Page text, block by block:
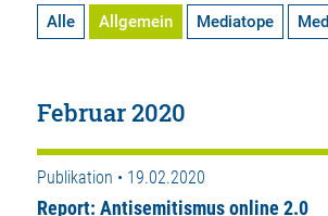
Alle Allgemein Mediatope
Februar 2020
Publikation • 19.02.2020
Report: Antisemitismus online 2.0